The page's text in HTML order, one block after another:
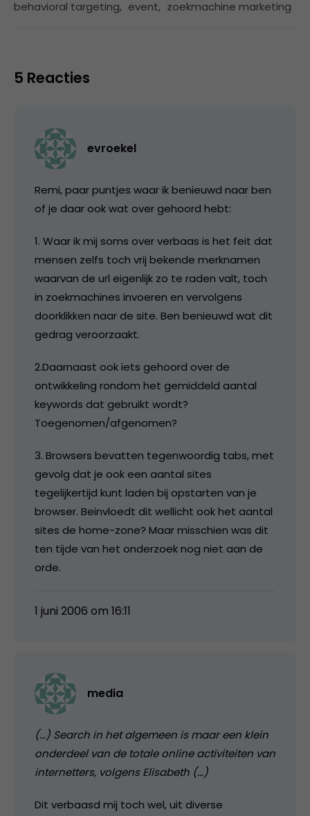
behavioral targeting, event, zoekmachine marketing
5 Reacties
evroekel
Remi, paar puntjes waar ik benieuwd naar ben
of je daar ook wat over gehoord hebt:
1. Waar ik mij soms over verbaas is het feit dat
mensen zelfs toch vrij bekende merknamen
waarvan de url eigenlijk zo te raden valt, toch
in zoekmachines invoeren en vervolgens
doorklikken naar de site. Ben benieuwd wat dit
gedrag veroorzaakt.
2.Daarnaast ook iets gehoord over de
ontwikkeling rondom het gemiddeld aantal
keywords dat gebruikt wordt?
Toegenomen/afgenomen?
3. Browsers bevatten tegenwoordig tabs, met
gevolg dat je ook een aantal sites
tegelijkertijd kunt laden bij opstarten van je
browser. Beinvloedt dit wellicht ook het aantal
sites de home-zone? Maar misschien was dit
ten tijde van het onderzoek nog niet aan de
orde.
1 juni 2006 om 16:11
media
(…) Search in het algemeen is maar een klein
onderdeel van de totale online activiteiten van
internetters, volgens Elisabeth (…)
Dit verbaasd mij toch wel, uit diverse